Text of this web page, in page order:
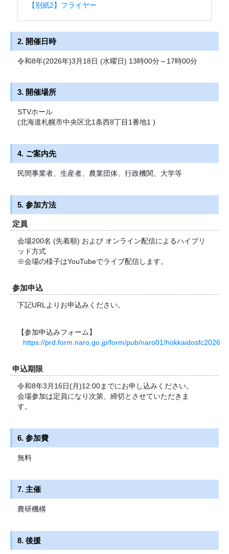
【別紙2】フライヤー
2. 開催日時
令和8年(2026年)3月18日 (水曜日) 13時00分～17時00分
3. 開催場所
STVホール
(北海道札幌市中央区北1条西8丁目1番地1 )
4. ご案内先
民間事業者、生産者、農業団体、行政機関、大学等
5. 参加方法
定員
会場200名 (先着順) および オンライン配信によるハイブリ
ッド方式
※会場の様子はYouTubeでライブ配信します。
参加申込
下記URLよりお申込みください。
【参加申込みフォーム】
https://prd.form.naro.go.jp/form/pub/naro01/hokkaidosfc2026
申込期限
令和8年3月16日(月)12:00までにお申し込みください。
会場参加は定員になり次第、締切とさせていただきま
す。
6. 参加費
無料
7. 主催
農研機構
8. 後援